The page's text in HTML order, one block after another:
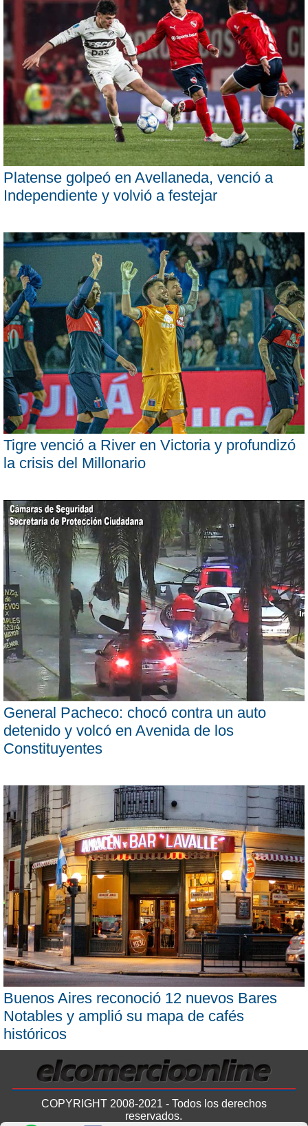
Platense golpeó en Avellaneda, venció a
Independiente y volvió a festejar
Tigre venció a River en Victoria y profundizó
la crisis del Millonario
General Pacheco: chocó contra un auto
detenido y volcó en Avenida de los
Constituyentes
Buenos Aires reconoció 12 nuevos Bares
Notables y amplió su mapa de cafés
históricos
COPYRIGHT 2008-2021 - Todos los derechos
reservados.